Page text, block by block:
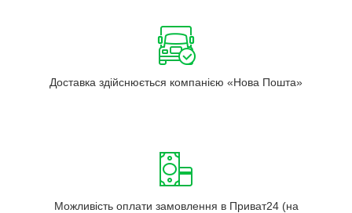
Доставка здійснюється компанією «Нова Пошта»
Можливість оплати замовлення в Приват24 (на